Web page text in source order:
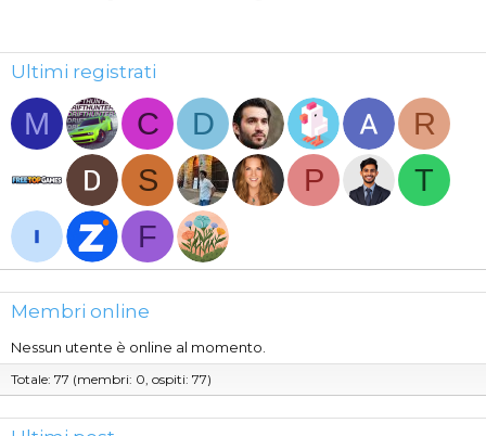
Ultimi registrati
M C D
R
S
P
T
F
Membri online
Nessun utente è online al momento.
Totale: 77 (membri: 0, ospiti: 77)